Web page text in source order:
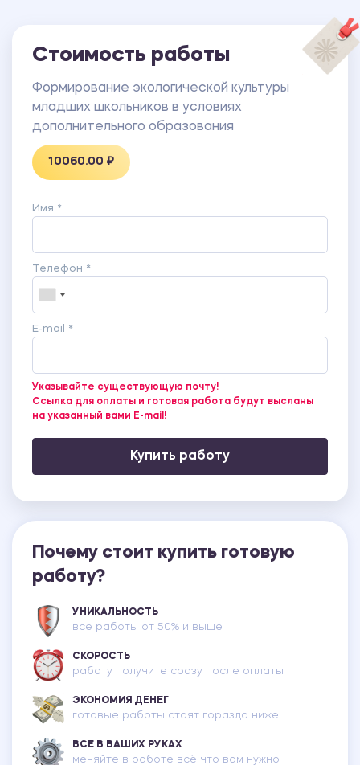
Стоимость работы
Формирование экологической культуры
младших школьников в условиях
дополнительного образования
10060.00 ₽
Имя *
Телефон *
E-mail *
Указывайте существующую почту!
Ссылка для оплаты и готовая работа будут высланы
на указанный вами E-mail!
Купить работу
Почему стоит купить готовую
работу?
УНИКАЛЬНОСТЬ
все работы от 50% и выше
СКОРОСТЬ
работу получите сразу после оплаты
ЭКОНОМИЯ ДЕНЕГ
готовые работы стоят гораздо ниже
ВСЕ В ВАШИХ РУКАХ
меняйте в работе всё что вам нужно